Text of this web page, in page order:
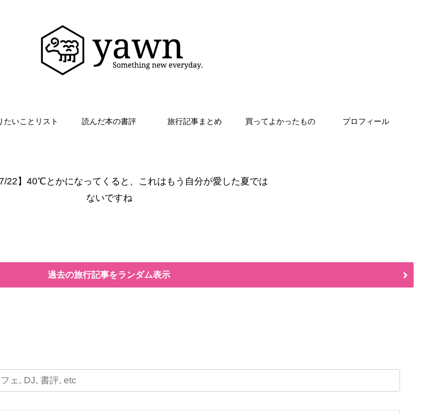
たいことリスト 読んだ本の書評 旅行記事まとめ 買ってよかったもの プロフィール
22】40℃とかになってくると、これはもう自分が愛した夏では
ないですね
過去の旅行記事をランダム表示